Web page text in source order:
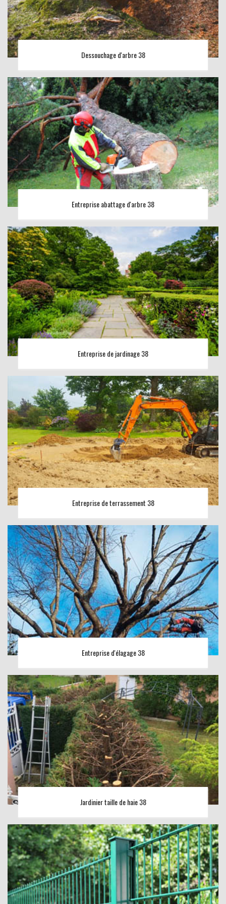
Dessouchage d'arbre 38
Entreprise abattage d'arbre 38
Entreprise de jardinage 38
Entreprise de terrassement 38
Entreprise d'élagage 38
Jardinier taille de haie 38